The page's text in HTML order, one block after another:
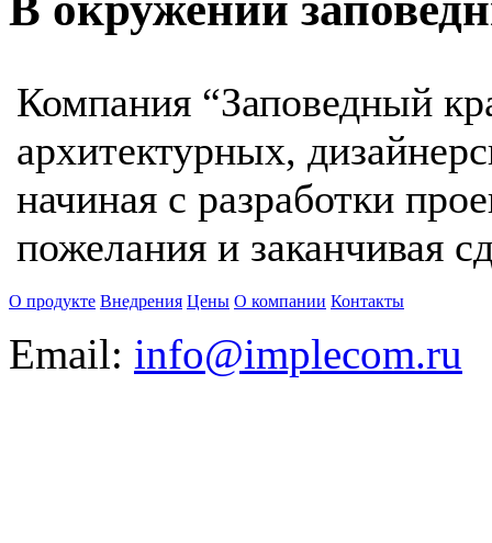
Компания “Заповедный
архитектурных,
начиная с разработки
пожелания и заканчивая
О продукте Внедрения Цены О компании Контакты
Email: info@implecom.ru